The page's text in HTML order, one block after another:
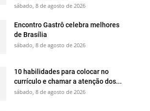
sábado, 8 de agosto de 2026
Encontro Gastrô celebra melhores
de Brasília
sábado, 8 de agosto de 2026
10 habilidades para colocar no
currículo e chamar a atenção dos...
sábado, 8 de agosto de 2026